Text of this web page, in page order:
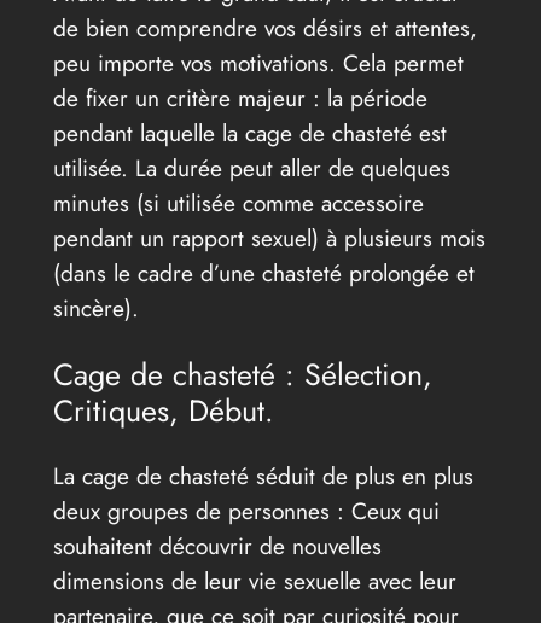
de bien comprendre vos désirs et attentes,
peu importe vos motivations. Cela permet
de fixer un critère majeur : la période
pendant laquelle la cage de chasteté est
utilisée. La durée peut aller de quelques
minutes (si utilisée comme accessoire
pendant un rapport sexuel) à plusieurs mois
(dans le cadre d’une chasteté prolongée et
sincère).
Cage de chasteté : Sélection,
Critiques, Début.
La cage de chasteté séduit de plus en plus
deux groupes de personnes : Ceux qui
souhaitent découvrir de nouvelles
dimensions de leur vie sexuelle avec leur
partenaire, que ce soit par curiosité pour